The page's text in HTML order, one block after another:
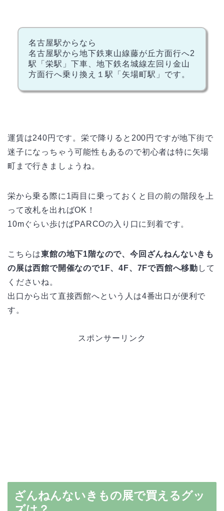
名古屋駅からなら
名古屋駅から地下鉄東山線藤が丘方面行へ2
駅「栄駅」下車、地下鉄名城線左回り金山
方面行へ乗り換え１駅「矢場町駅」です。
運賃は240円です。栄で降りると200円ですが地下街で
迷子になっちゃう可能性もあるので初心者は特に矢場
町まで行きましょうね。
栄から乗る際に1両目に乗っておくと目の前の階段を上
って改札を出ればOK！
10mぐらい歩けばPARCOの入り口に到着です。
こちらは東館の地下1階なので、今回ざんねんないきも
の展は西館で開催なので1F、4F、7Fで西館へ移動 して
くださいね。
出口から出て直接西館へという人は4番出口が便利で
す。
スポンサーリンク
ざんねんないきもの展で買えるグッ